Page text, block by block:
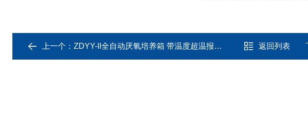
上一个： ZDYY-II全自动厌氧培养箱 带温度超温报警系统 返回列表